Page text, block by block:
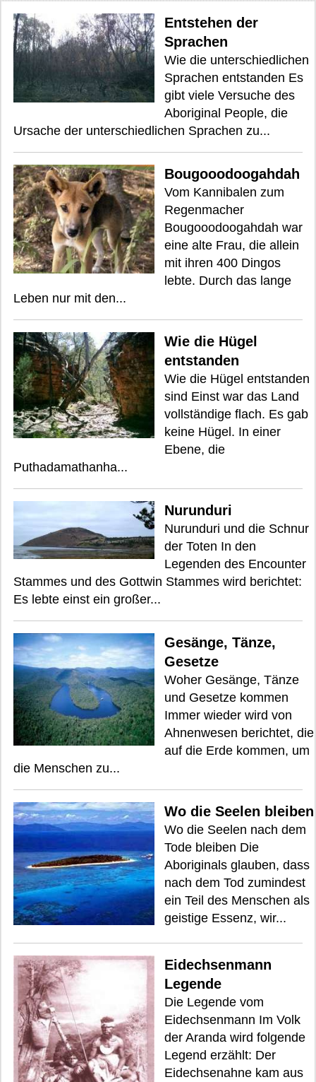
Entstehen der
Sprachen
Wie die unterschiedlichen
Sprachen entstanden Es
gibt viele Versuche des
Aboriginal People, die
Ursache der unterschiedlichen Sprachen zu...
Bougooodoogahdah
Vom Kannibalen zum
Regenmacher
Bougooodoogahdah war
eine alte Frau, die allein
mit ihren 400 Dingos
lebte. Durch das lange
Leben nur mit den...
Wie die Hügel
entstanden
Wie die Hügel entstanden
sind Einst war das Land
vollständige flach. Es gab
keine Hügel. In einer
Ebene, die
Puthadamathanha...
Nurunduri
Nurunduri und die Schnur
der Toten In den
Legenden des Encounter
Stammes und des Gottwin Stammes wird berichtet:
Es lebte einst ein großer...
Gesänge, Tänze,
Gesetze
Woher Gesänge, Tänze
und Gesetze kommen
Immer wieder wird von
Ahnenwesen berichtet, die
auf die Erde kommen, um
die Menschen zu...
Wo die Seelen bleiben
Wo die Seelen nach dem
Tode bleiben Die
Aboriginals glauben, dass
nach dem Tod zumindest
ein Teil des Menschen als
geistige Essenz, wir...
Eidechsenmann
Legende
Die Legende vom
Eidechsenmann Im Volk
der Aranda wird folgende
Legend erzählt: Der
Eidechsenahne kam aus